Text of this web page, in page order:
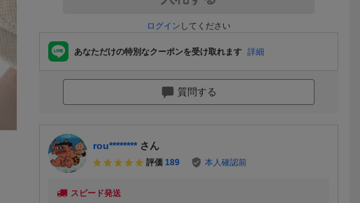
ログイン してください
あなただけの特別なクーポンを受け取れます 詳細
質問する
rou******** さん
評価 189 本人確認前
スピード発送